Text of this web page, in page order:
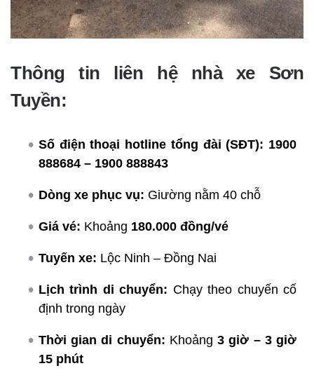
Thông tin liên hệ nhà xe Sơn
Tuyền:
Số điện thoại hotline tổng đài (SĐT): 1900
888684 – 1900 888843
Dòng xe phục vụ: Giường nằm 40 chỗ
Giá vé: Khoảng 180.000 đồng/vé
Tuyến xe: Lộc Ninh – Đồng Nai
Lịch trình di chuyển: Chạy theo chuyến cố
định trong ngày
Thời gian di chuyển: Khoảng3 giờ – 3 giờ
15 phút